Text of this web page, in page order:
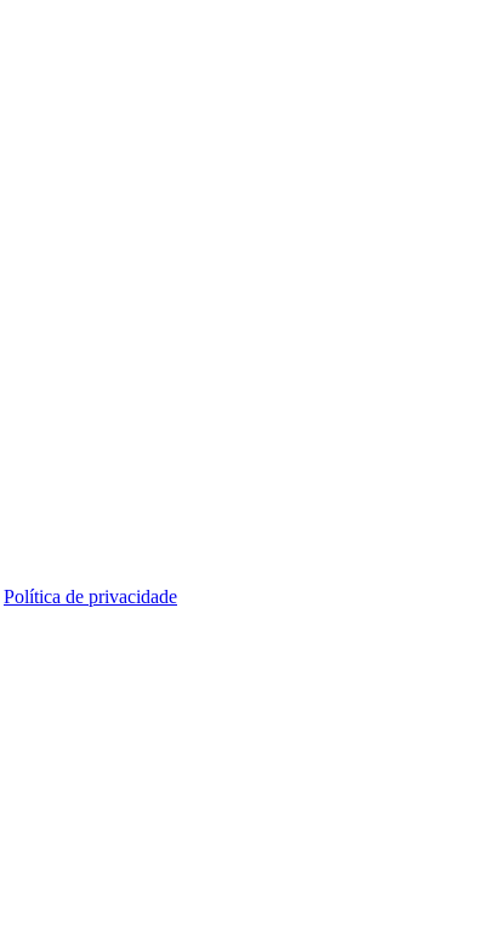
Política de privacidade